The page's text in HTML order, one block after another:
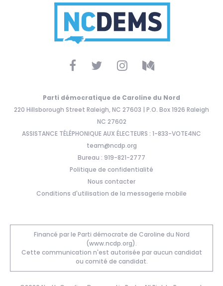
Parti démocratique de Caroline du Nord
220 Hillsborough Street Raleigh, NC 27603 | P.O. Box 1926 Raleigh
NC 27602
ASSISTANCE TÉLÉPHONIQUE AUX ÉLECTEURS : 1-833-VOTE4NC
team@ncdp.org
Bureau : 919-821-2777
Politique de confidentialité
Nous contacter
Conditions d'utilisation de la messagerie mobile
Financé par le Parti démocrate de Caroline du Nord
(www.ncdp.org).
Cette communication n'est autorisée par aucun candidat
ou comité de candidat.